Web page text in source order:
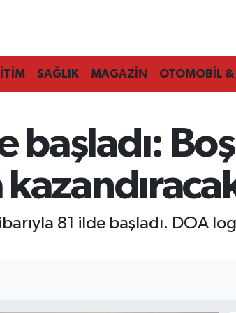
SAĞLIK MAGAZİN OTOMOBİL &
81 ilde başladı. DOA